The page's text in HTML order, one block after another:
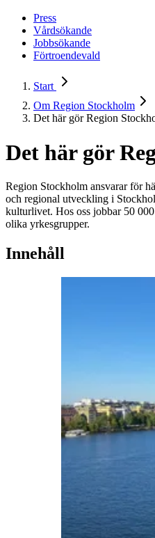
Press
Vårdsökande
Jobbsökande
Förtroendevald
Start
Om Region Stockholm
Det här gör Region
Det här gör
Region Stockholm ansvarar för
och regional utveckling i
kulturlivet. Hos oss jobbar 50
olika yrkesgrupper.
Innehåll